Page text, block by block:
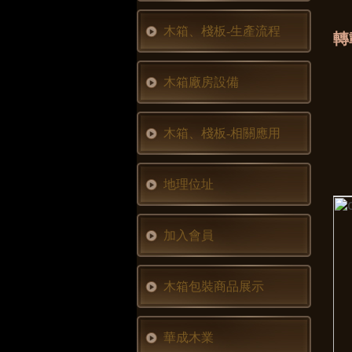
木箱、棧板-生產流程
木箱廠房設備
木箱、棧板-相關應用
地理位址
加入會員
木箱包裝商品展示
華成木業